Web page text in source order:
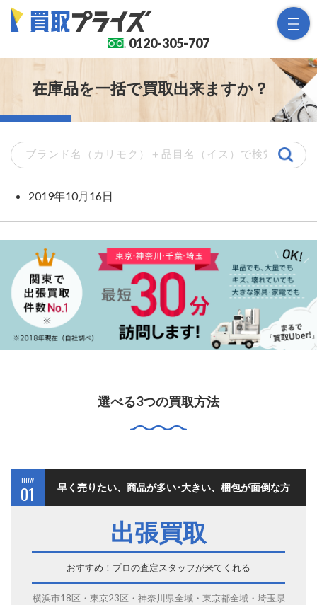
0120-305-707
在庫品を一括で買取出来ますか？
2019年10月16日
選べる3つの買取方法
HOW
01 早く売りたい、商品が多い･大きい、梱包が面倒な方
出張買取
おすすめ！プロの査定スタッフが来てくれる
横浜市18区・東京23区・神奈川県全域・東京都全域・埼玉県